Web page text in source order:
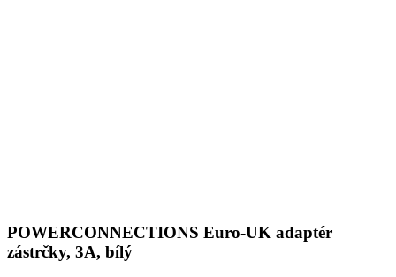
POWERCONNECTIONS Euro-UK adaptér
zástrčky, 3A, bílý